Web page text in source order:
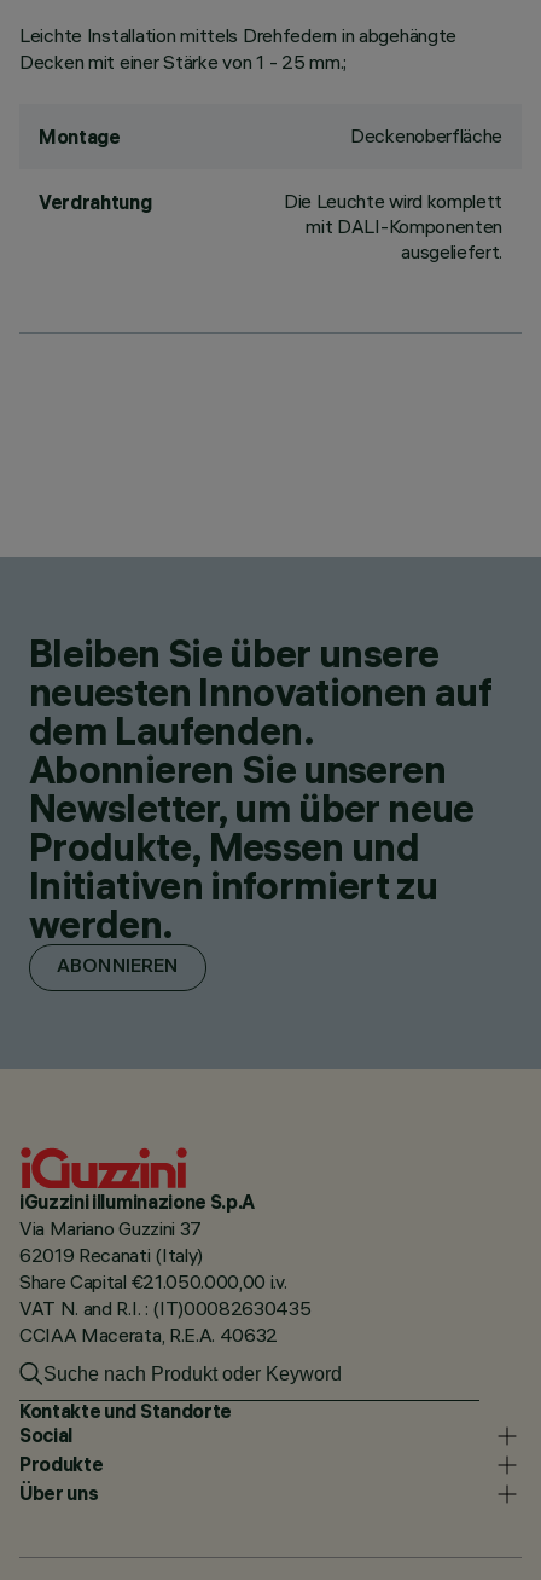
Leichte Installation mittels Drehfedern in abgehängte
Decken mit einer Stärke von 1 - 25 mm.;
Montage Deckenoberfläche
Verdrahtung
Die Leuchte wird komplett
mit DALI-Komponenten
ausgeliefert.
Bleiben Sie über unsere
neuesten Innovationen auf
dem Laufenden.
Abonnieren Sie unseren
Newsletter, um über neue
Produkte, Messen und
Initiativen informiert zu
werden.
ABONNIEREN
iGuzzini illuminazione S.p.A
Via Mariano Guzzini 37
62019 Recanati (Italy)
Share Capital €21.050.000,00 i.v.
VAT N. and R.I. : (IT)00082630435
CCIAA Macerata, R.E.A. 40632
Kontakte und Standorte
Social
Produkte
Über uns